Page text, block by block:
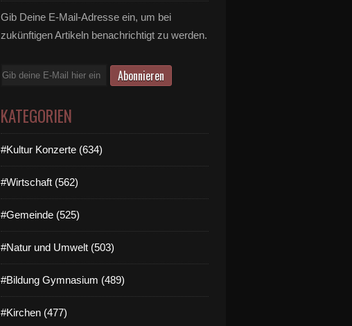
Gib Deine E-Mail-Adresse ein, um bei
zukünftigen Artikeln benachrichtigt zu werden.
E-
KATEGORIEN
#Kultur Konzerte (634)
#Wirtschaft (562)
#Gemeinde (525)
#Natur und Umwelt (503)
#Bildung Gymnasium (489)
#Kirchen (477)